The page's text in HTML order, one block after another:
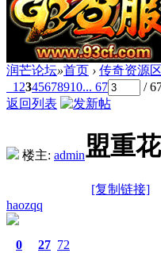
润芒论坛»首页 › 传奇资源区
1 2345678910... 67 /
返回列表
楼主: admin 盟重
[复制链接]
haozqq
0 27 72